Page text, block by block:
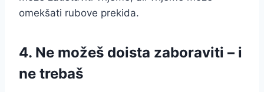
omekšati rubove prekida.
4. Ne možeš doista zaboraviti – i
ne trebaš